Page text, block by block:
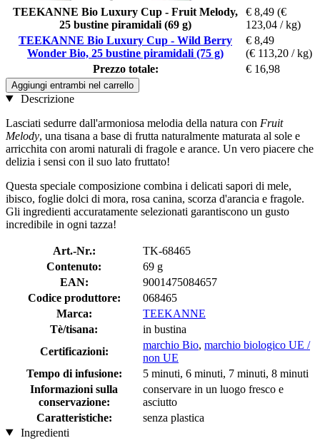
TEEKANNE Bio Luxury Cup - Fruit Melody,
25 bustine piramidali (69 g)
€ 8,49 (€
123,04 / kg)
TEEKANNE Bio Luxury Cup - Wild Berry
Wonder Bio, 25 bustine piramidali (75 g)
€ 8,49
(€ 113,20 / kg)
Prezzo totale:
€ 16,98
Aggiungi entrambi nel carrello
Descrizione
Lasciati sedurre dall'armoniosa melodia della natura con Fruit
Melody, una tisana a base di frutta naturalmente maturata al sole e
arricchita con aromi naturali di fragole e arance. Un vero piacere che
delizia i sensi con il suo lato fruttato!
Questa speciale composizione combina i delicati sapori di mele,
ibisco, foglie dolci di mora, rosa canina, scorza d'arancia e fragole.
Gli ingredienti accuratamente selezionati garantiscono un gusto
incredibile in ogni tazza!
Art.-Nr.:
TK-68465
Contenuto:
69 g
EAN:
9001475084657
Codice produttore:
068465
Marca:
TEEKANNE
Tè/tisana:
in bustina
Certificazioni:
marchio Bio, marchio biologico UE /
non UE
Tempo di infusione:
5 minuti, 6 minuti, 7 minuti, 8 minuti
Informazioni sulla
conservazione:
conservare in un luogo fresco e
asciutto
Caratteristiche:
senza plastica
Ingredienti